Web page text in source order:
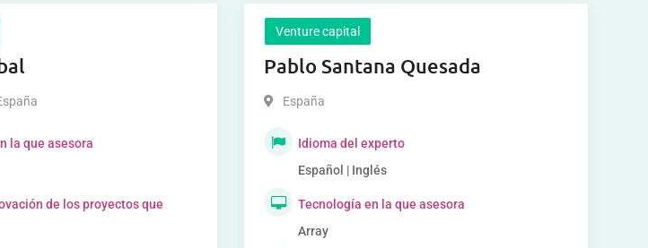
la que asesora
de los proyectos que
Venture capital
Pablo Santana Quesada
España
Idioma del experto
Español | Inglés
Tecnología en la que asesora
Array